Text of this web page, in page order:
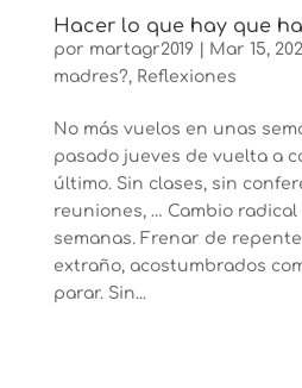
Hacer lo que hay que
por martagr2019| Mar 15,
madres?, Reflexiones
No más vuelos en unas
pasado jueves de vuelta a
último. Sin clases, sin
reuniones, … Cambio radical
semanas. Frenar de
extraño, acostumbrados
parar. Sin...